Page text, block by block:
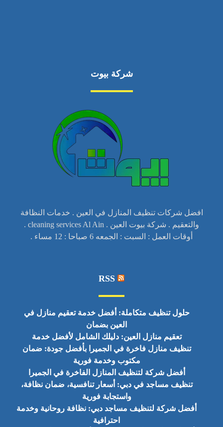
شركة بيوت
افضل شركات تنظيف المنازل في العين . خدمات النظافة
والتعقيم . شركة بيوت العين . cleaning services Al Ain .
أوقات العمل : السبت : الجمعه 6 صباحا : 12 مساء .
RSS
حلول تنظيف متكاملة: أفضل خدمة تعقيم منازل في
العين بضمان
تعقيم منازل العين: دليلك الشامل لأفضل خدمة
تنظيف منازل فاخرة في الجميرا بأفضل جودة: ضمان
مكتوب وخدمة فورية
أفضل شركة لتنظيف المنازل الفاخرة في الجميرا
تنظيف مساجد في دبي: أسعار تنافسية، ضمان نظافة،
واستجابة فورية
أفضل شركة لتنظيف مساجد دبي: نظافة روحانية وخدمة
احترافية